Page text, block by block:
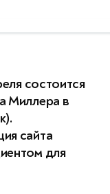
состоится
Миллера в
сайта
для